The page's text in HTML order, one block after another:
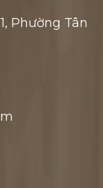
Phường Tân